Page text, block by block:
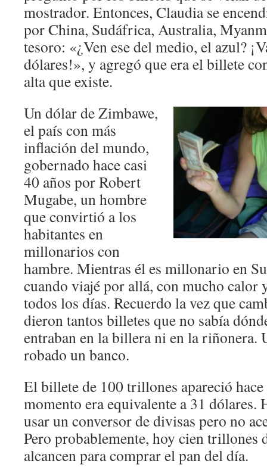
mostrador. Entonces, Claudia se
por China, Sudáfrica, Australia,
tesoro: «¿Ven ese del medio, el azul?
dólares!», y agregó que era el billete
alta que existe.
Un dólar de Zimbawe,
el país con más
inflación del mundo,
gobernado hace casi
40 años por Robert
Mugabe, un hombre
que convirtió a los
habitantes en
millonarios con
hambre. Mientras él es millonario en
cuando viajé por allá, con mucho calor
todos los días. Recuerdo la vez que
dieron tantos billetes que no sabía
entraban en la billera ni en la riñonera.
robado un banco.
El billete de 100 trillones apareció hace
momento era equivalente a 31 dólares.
usar un conversor de divisas pero no
Pero probablemente, hoy cien trillones
alcancen para comprar el pan del día.